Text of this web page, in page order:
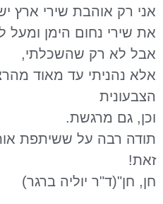
שירי ארץ ישראל,
הימן ומעל לכל את
מאוד מהרצאתך
אותי/אותנו
ברגר)